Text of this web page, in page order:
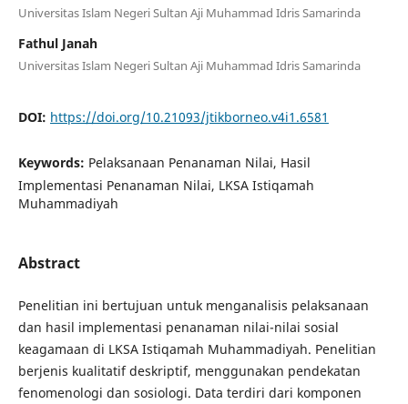
Universitas Islam Negeri Sultan Aji Muhammad Idris Samarinda
Fathul Janah
Universitas Islam Negeri Sultan Aji Muhammad Idris Samarinda
DOI: https://doi.org/10.21093/jtikborneo.v4i1.6581
Keywords: Pelaksanaan Penanaman Nilai, Hasil
Implementasi Penanaman Nilai, LKSA Istiqamah
Muhammadiyah
Abstract
Penelitian ini bertujuan untuk menganalisis pelaksanaan
dan hasil implementasi penanaman nilai-nilai sosial
keagamaan di LKSA Istiqamah Muhammadiyah. Penelitian
berjenis kualitatif deskriptif, menggunakan pendekatan
fenomenologi dan sosiologi. Data terdiri dari komponen